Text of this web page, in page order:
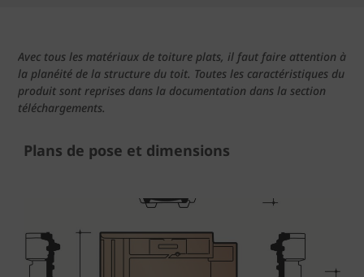
Avec tous les matériaux de toiture plats, il faut faire attention à
la planéité de la structure du toit. Toutes les caractéristiques du
produit sont reprises dans la documentation dans la section
téléchargements.
Plans de pose et dimensions